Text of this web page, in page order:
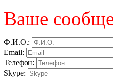
Ваше
Ф.И.О.:
Email:
Телефон:
Skype: